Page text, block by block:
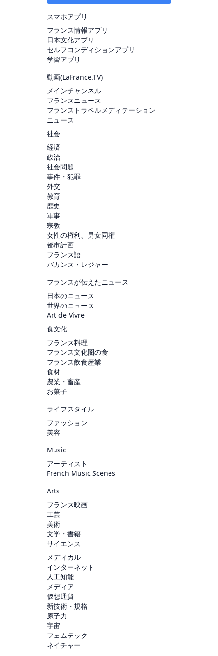
スマホアプリ
フランス情報アプリ
日本文化アプリ
セルフコンディションアプリ
学習アプリ
動画(LaFrance.TV)
メインチャンネル
フランスニュース
フランストラベルメディテーション
ニュース
社会
経済
政治
社会問題
事件・犯罪
外交
教育
歴史
軍事
宗教
女性の権利、男女同権
都市計画
フランス語
バカンス・レジャー
フランスが伝えたニュース
日本のニュース
世界のニュース
Art de Vivre
食文化
フランス料理
フランス文化圏の食
フランス飲食産業
食材
農業・畜産
お菓子
ライフスタイル
ファッション
美容
Music
アーティスト
French Music Scenes
Arts
フランス映画
工芸
美術
文学・書籍
サイエンス
メディカル
インターネット
人工知能
メディア
仮想通貨
新技術・規格
原子力
宇宙
フェムテック
ネイチャー